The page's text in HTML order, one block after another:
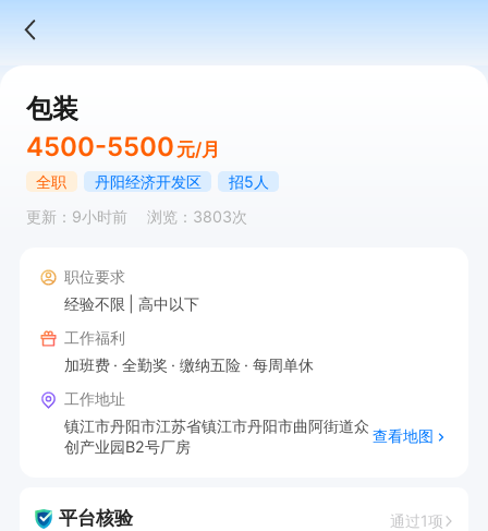
包装
4500-5500 元/月
全职 丹阳经济开发区
招5人
更新：9小时前
浏览：3803次
职位要求
经验不限
高中以下
工作福利
加班费
全勤奖 缴纳五险
每周单休
工作地址
镇江市丹阳市江苏省镇江市丹阳市曲阿街道众
创产业园B2号厂房
查看地图
平台核验 通过1项